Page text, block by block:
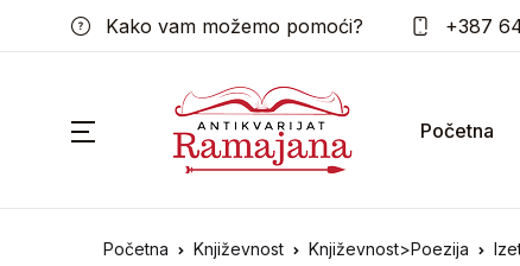
Kako vam možemo pomoći? +387
Početna
Početna Književnost Književnost>Poezija